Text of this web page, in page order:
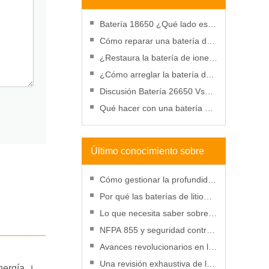
baterías
Batería 18650 ¿Qué lado es
positivo?
Cómo reparar una batería de
taladro que no se carga:
motivos, reparación y uso
¿Restaura la batería de iones
de litio en el congelador?
¿Cómo arreglar la batería de
un teléfono celular hinchada?
Discusión Batería 26650 Vs
Batería 18650
Qué hacer con una batería de
iones de litio perforada
Último conocimiento sobre
baterías
Cómo gestionar la profundidad
de descarga para mejorar el
rendimiento de la batería de
litio
Por qué las baterías de litio
serán más rentables que
nunca en 2025
Lo que necesita saber sobre
las SDS para baterías de litio
NFPA 855 y seguridad contra
incendios de baterías de litio:
una guía práctica
Avances revolucionarios en la
tecnología de baterías de litio
Una revisión exhaustiva de la